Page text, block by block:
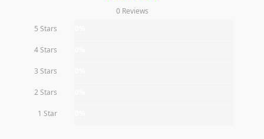
0 Reviews
5 Stars
4 Stars
3 Stars
2 Stars
1 Star